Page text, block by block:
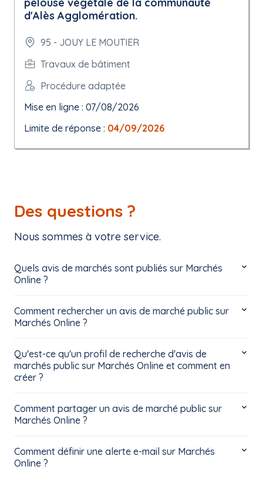
d'Alès Agglomération.
95 - JOUY LE MOUTIER
Travaux de bâtiment
Procédure adaptée
Mise en ligne : 07/08/2026
Limite de réponse : 04/09/2026
Des questions ?
Nous sommes à votre service.
Quels avis de marchés sont publiés sur Marchés
Online ?
Comment rechercher un avis de marché public sur
Marchés Online ?
Qu'est-ce qu'un profil de recherche d'avis de
marchés public sur Marchés Online et comment en
créer ?
Comment partager un avis de marché public sur
Marchés Online ?
Comment définir une alerte e-mail sur Marchés
Online ?